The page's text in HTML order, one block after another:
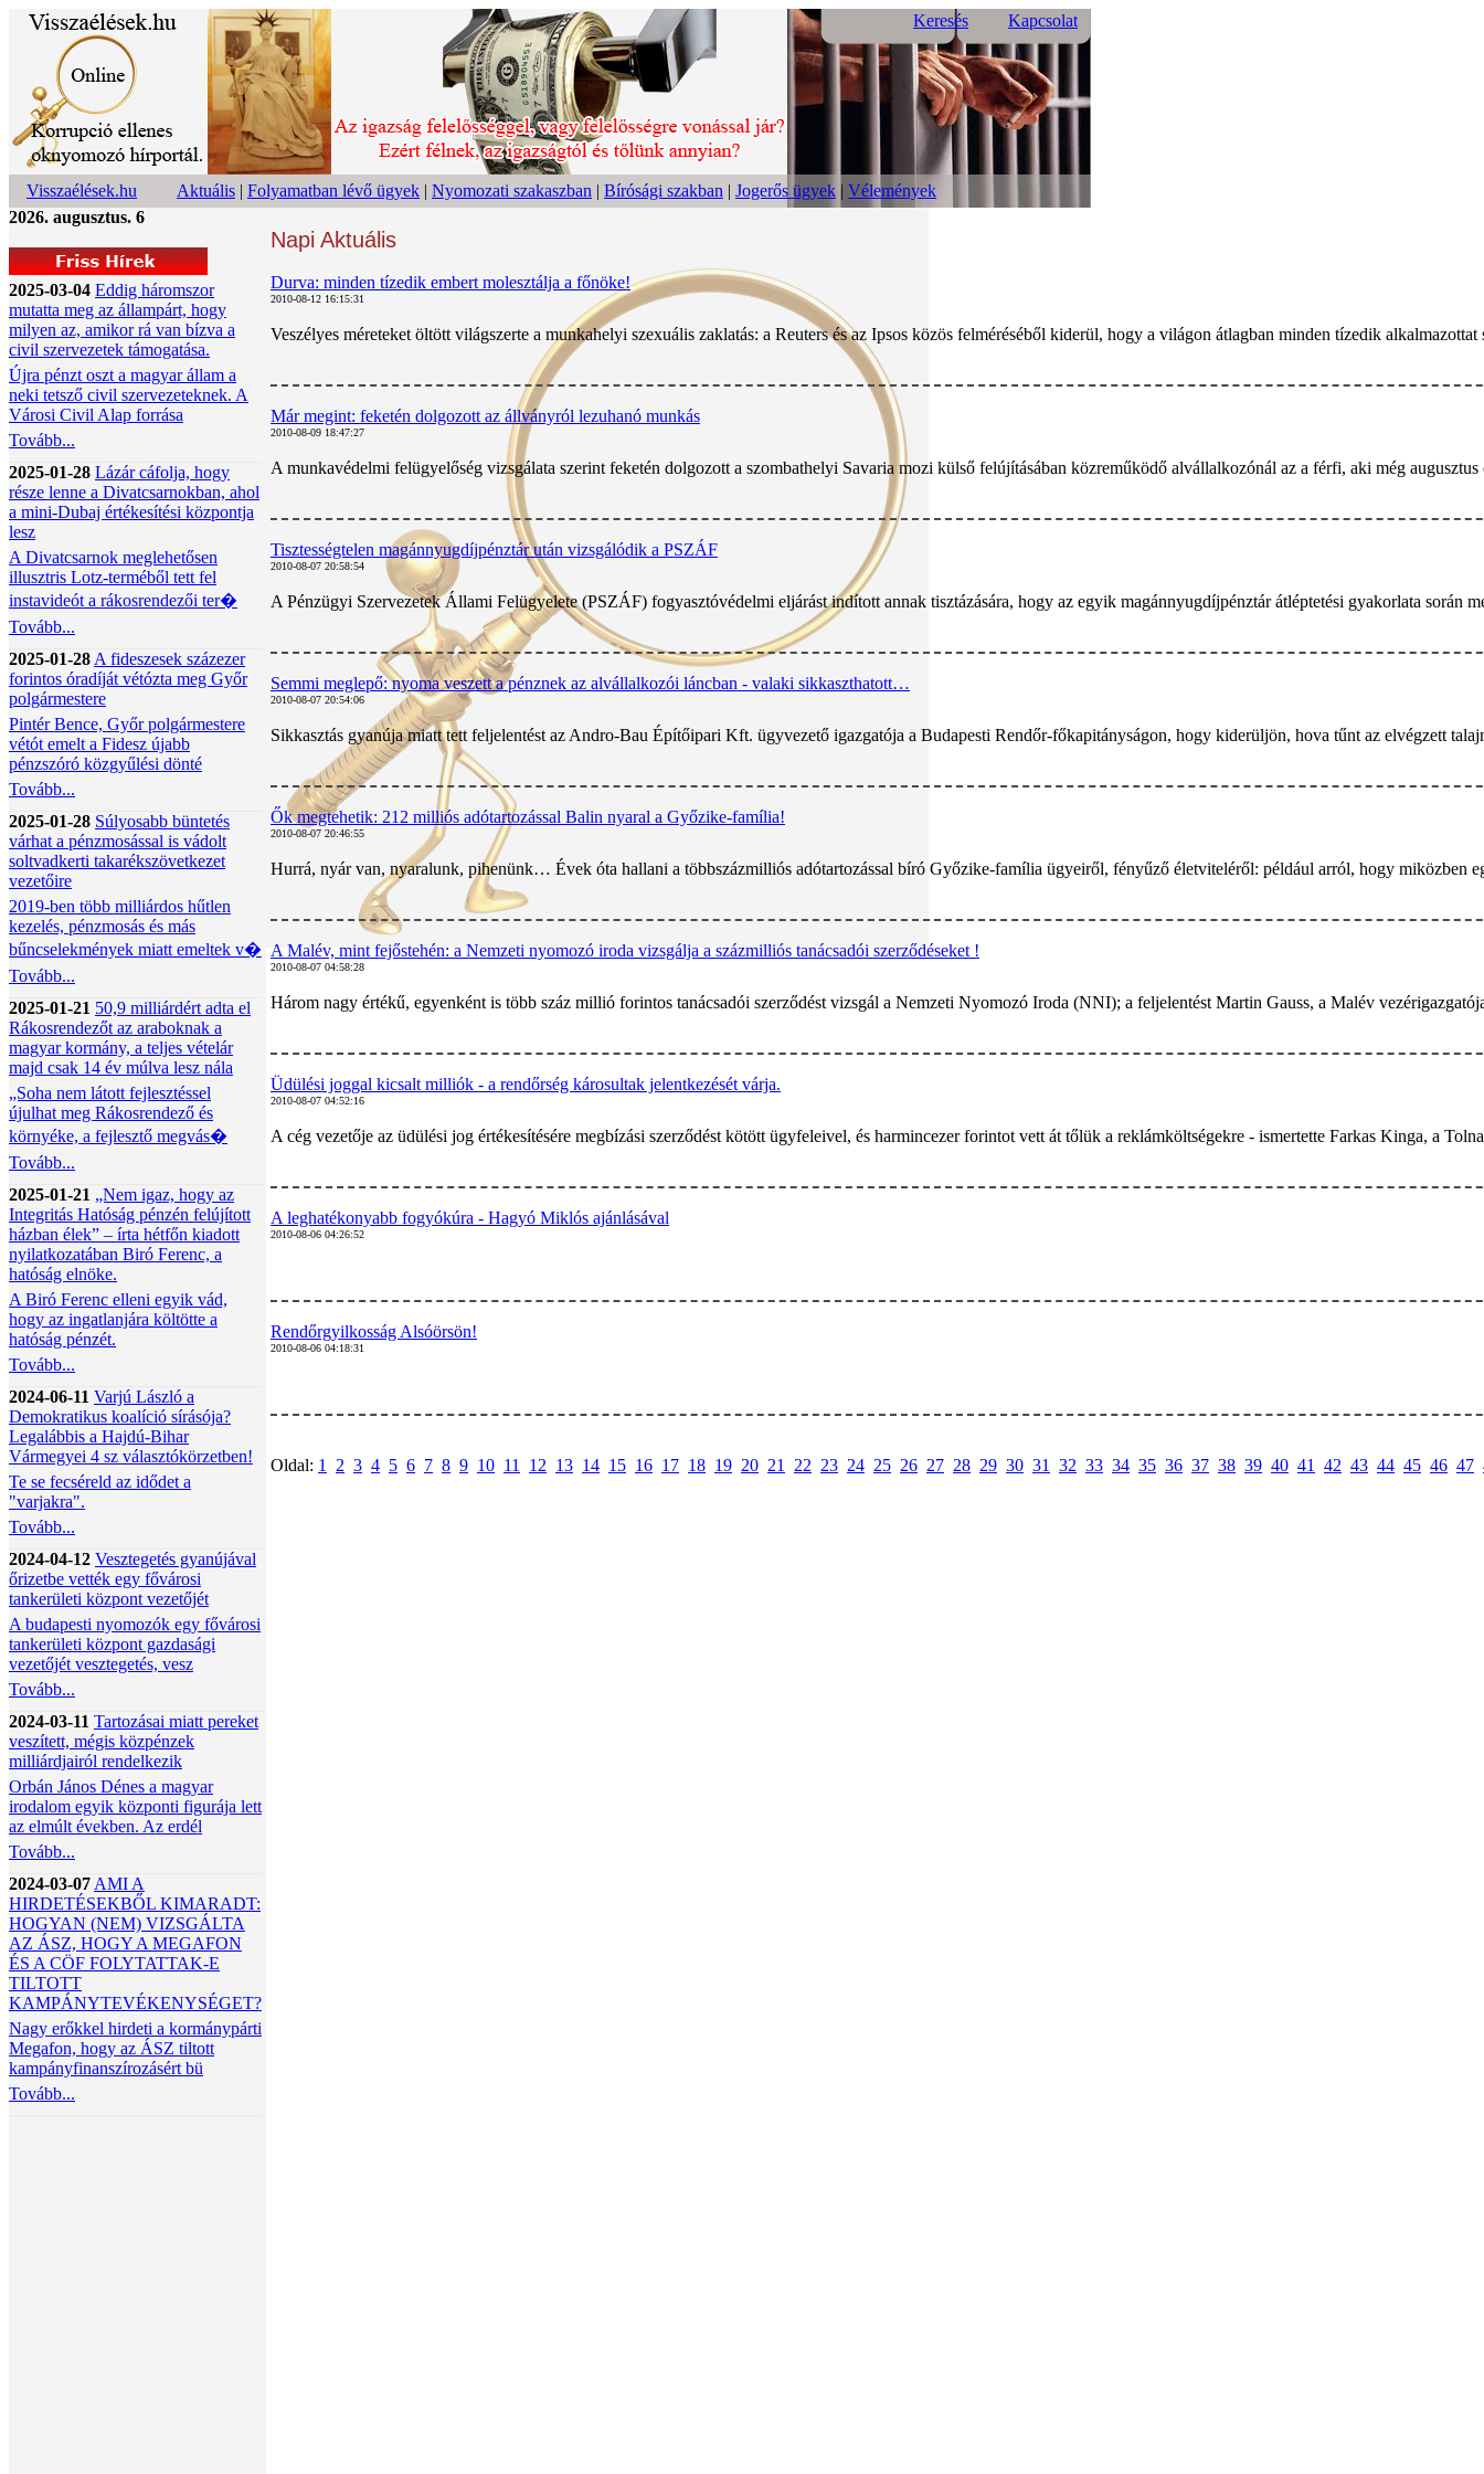
Keresés Kapcsolat
Visszaélések.hu Aktuális | Folyamatban lévő ügyek | Nyomozati szakaszban | Bírósági szakban | Jogerős ügyek | Vélemények
2026. augusztus. 6
2025-03-04 Eddig háromszor
mutatta meg az állampárt, hogy
milyen az, amikor rá van bízva a
civil szervezetek támogatása.
Újra pénzt oszt a magyar állam a
neki tetsző civil szervezeteknek. A
Városi Civil Alap forrása
Tovább...
2025-01-28 Lázár cáfolja, hogy
része lenne a Divatcsarnokban, ahol
a mini-Dubaj értékesítési központja
lesz
A Divatcsarnok meglehetősen
illusztris Lotz-terméből tett fel
instavideót a rákosrendezői ter�
Tovább...
2025-01-28 A fideszesek százezer
forintos óradíját vétózta meg Győr
polgármestere
Pintér Bence, Győr polgármestere
vétót emelt a Fidesz újabb
pénzszóró közgyűlési dönté
Tovább...
2025-01-28 Súlyosabb büntetés
várhat a pénzmosással is vádolt
soltvadkerti takarékszövetkezet
vezetőire
2019-ben több milliárdos hűtlen
kezelés, pénzmosás és más
bűncselekmények miatt emeltek v�
Tovább...
2025-01-21 50,9 milliárdért adta el
Rákosrendezőt az araboknak a
magyar kormány, a teljes vételár
majd csak 14 év múlva lesz nála
„Soha nem látott fejlesztéssel
újulhat meg Rákosrendező és
környéke, a fejlesztő megvás�
Tovább...
2025-01-21 „Nem igaz, hogy az
Integritás Hatóság pénzén felújított
házban élek” – írta hétfőn kiadott
nyilatkozatában Biró Ferenc, a
hatóság elnöke.
A Biró Ferenc elleni egyik vád,
hogy az ingatlanjára költötte a
hatóság pénzét.
Tovább...
2024-06-11 Varjú László a
Demokratikus koalíció sírásója?
Legalábbis a Hajdú-Bihar
Vármegyei 4 sz választókörzetben!
Te se fecséreld az idődet a
"varjakra".
Tovább...
2024-04-12 Vesztegetés gyanújával
őrizetbe vették egy fővárosi
tankerületi központ vezetőjét
A budapesti nyomozók egy fővárosi
tankerületi központ gazdasági
vezetőjét vesztegetés, vesz
Tovább...
2024-03-11 Tartozásai miatt pereket
veszített, mégis közpénzek
milliárdjairól rendelkezik
Orbán János Dénes a magyar
irodalom egyik központi figurája lett
az elmúlt években. Az erdél
Tovább...
2024-03-07 AMI A
HIRDETÉSEKBŐL KIMARADT:
HOGYAN (NEM) VIZSGÁLTA
AZ ÁSZ, HOGY A MEGAFON
ÉS A CÖF FOLYTATTAK-E
TILTOTT
KAMPÁNYTEVÉKENYSÉGET?
Nagy erőkkel hirdeti a kormánypárti
Megafon, hogy az ÁSZ tiltott
kampányfinanszírozásért bü
Tovább...
Napi Aktuális
Durva: minden tízedik embert molesztálja a főnöke!
2010-08-12 16:15:31
Veszélyes méreteket öltött világszerte a munkahelyi szexuális zaklatás: a Reuters és az Ipsos közös felméréséből kiderül, hogy a világon átlagban minden tízedik alkalmazottat
Már megint: feketén dolgozott az állványról lezuhanó munkás
2010-08-09 18:47:27
A munkavédelmi felügyelőség vizsgálata szerint feketén dolgozott a szombathelyi Savaria mozi külső felújításában közreműködő alvállalkozónál az a férfi, aki még
Tisztességtelen magánnyugdíjpénztár után vizsgálódik a PSZÁF
2010-08-07 20:58:54
A Pénzügyi Szervezetek Állami Felügyelete (PSZÁF) fogyasztóvédelmi eljárást indított annak tisztázására, hogy az egyik magánnyugdíjpénztár átléptetési gyakorlata során
Semmi meglepő: nyoma veszett a pénznek az alvállalkozói láncban - valaki sikkaszthatott…
2010-08-07 20:54:06
Sikkasztás gyanúja miatt tett feljelentést az Andro-Bau Építőipari Kft. ügyvezető igazgatója a Budapesti Rendőr-főkapitányságon, hogy kiderüljön, hova tűnt az elvégzett
Ők megtehetik: 212 milliós adótartozással Balin nyaral a Győzike-família!
2010-08-07 20:46:55
Hurrá, nyár van, nyaralunk, pihenünk… Évek óta hallani a többszázmilliós adótartozással bíró Győzike-família ügyeiről, fényűző életviteléről: például arról, hogy miközben
A Malév, mint fejőstehén: a Nemzeti nyomozó iroda vizsgálja a százmilliós tanácsadói szerződéseket !
2010-08-07 04:58:28
Három nagy értékű, egyenként is több száz millió forintos tanácsadói szerződést vizsgál a Nemzeti Nyomozó Iroda (NNI); a feljelentést Martin Gauss, a Malév
Üdülési joggal kicsalt milliók - a rendőrség károsultak jelentkezését várja.
2010-08-07 04:52:16
A cég vezetője az üdülési jog értékesítésére megbízási szerződést kötött ügyfeleivel, és harmincezer forintot vett át tőlük a reklámköltségekre - ismertette Farkas Kinga, a
A leghatékonyabb fogyókúra - Hagyó Miklós ajánlásával
2010-08-06 04:26:52
Rendőrgyilkosság Alsóörsön!
2010-08-06 04:18:31
Oldal: 1 2 3 4 5 6 7 8 9 10 11 12 13 14 15 16 17 18 19 20 21 22 23 24 25 26 27 28 29 30 31 32 33 34 35 36 37 38 39 40 41 42 43 44 45 46 47